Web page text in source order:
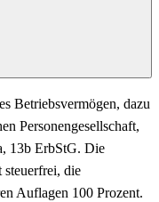
Betriebsvermögen, dazu
Personengesellschaft,
13b ErbStG. Die
steuerfrei, die
Auflagen 100 Prozent.